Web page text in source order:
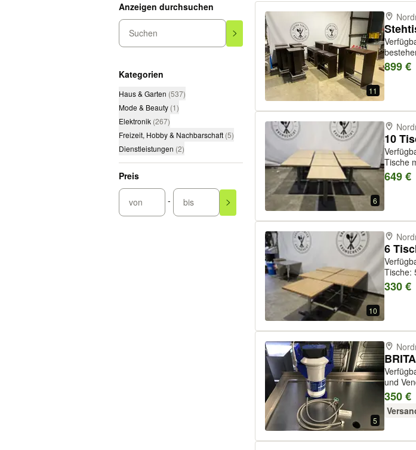
Anzeigen durchsuchen
Suchen
Kategorien
Haus & Garten (537)
Mode & Beauty (1)
Elektronik (267)
Freizeit, Hobby & Nachbarschaft (5)
Dienstleistungen (2)
Preis
von - bis
11
Verfügbar solang
bestehend aus
Bänke
899 €
6
Verfügbar
Tische
Metall
649 €
10
6
Verfügbar
Tische: 5
330 €
5
Verfügbar
und Vending
von
350 €